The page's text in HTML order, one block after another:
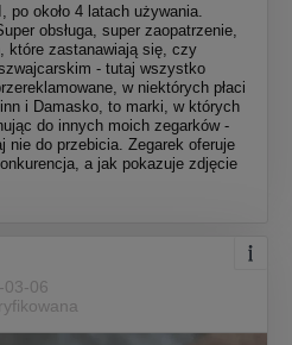
około 4 latach używania.
obsługa, super zaopatrzenie,
które zastanawiają się, czy
- tutaj wszystko
w niektórych płaci
i Damasko, to marki, w których
do innych moich zegarków -
do przebicia. Zegarek oferuje
a jak pokazuje zdjęcie
03-06